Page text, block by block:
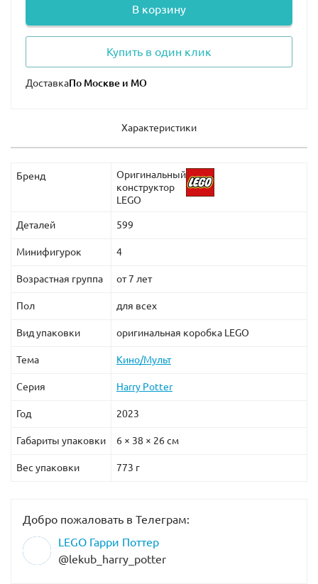
В корзину
Купить в один клик
Доставка
Характеристики
Бренд
Оригинальный
конструктор
LEGO
Деталей 599
Минифигурок 4
Возрастная группа от 7 лет
Пол для всех
Вид упаковки оригинальная коробка LEGO
Тема Кино/Мульт
Серия Harry Potter
Год 2023
Габариты упаковки 6 × 38 × 26 см
Вес упаковки 773 г
Добро пожаловать в Телеграм:
LEGO Гарри Поттер
@lekub_harry_potter